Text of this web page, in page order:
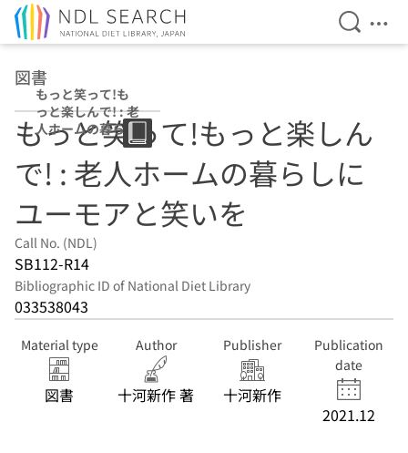
Open
図書
もっと笑って!も
っと楽しんで! : 老
人ホームの暮らし
にユーモアと笑い
を
もっと笑って!もっと楽しん
で! : 老人ホームの暮らしに
ユーモアと笑いを
Call No. (NDL)
SB112-R14
Bibliographic ID of National Diet Library
033538043
Material type
図書
Author
十河新作 著
Publisher
十河新作
Publication
date
2021.12